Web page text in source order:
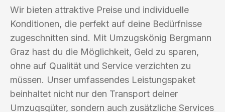
Wir bieten attraktive Preise und individuelle
Konditionen, die perfekt auf deine Bedürfnisse
zugeschnitten sind. Mit Umzugskönig Bergmann
Graz hast du die Möglichkeit, Geld zu sparen,
ohne auf Qualität und Service verzichten zu
müssen. Unser umfassendes Leistungspaket
beinhaltet nicht nur den Transport deiner
Umzugsgüter, sondern auch zusätzliche Services